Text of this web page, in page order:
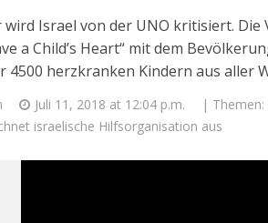
Israel von der UNO kritisiert.
a Child’s Heart“ mit dem
4500 herzkranken Kindern aus aller
Juli 11, 2018 at 12:04 p.m. | Themen:
israelische Hilfsorganisation aus